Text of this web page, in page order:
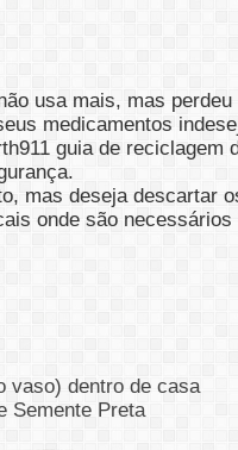
usa mais, mas
medicamentos
guia de
mas deseja descartar
onde são
vaso) dentro de casa
Semente Preta